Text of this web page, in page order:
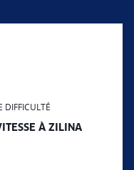
DIFFICULTÉ
À ZILINA